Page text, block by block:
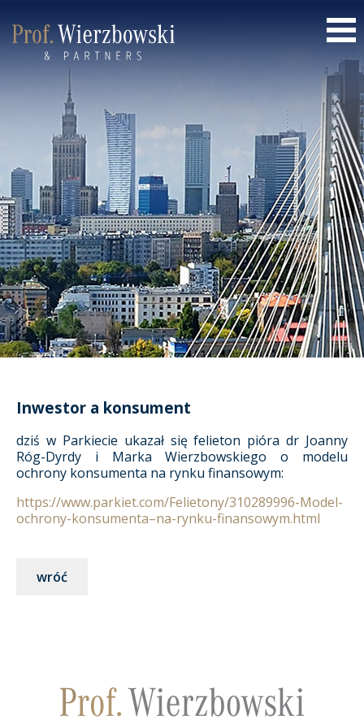
Inwestor a konsument
dziś w Parkiecie ukazał się felieton pióra dr Joanny
Róg-Dyrdy i Marka Wierzbowskiego o modelu
ochrony konsumenta na rynku finansowym:
https://www.parkiet.com/Felietony/310289996-Model-
ochrony-konsumenta–na-rynku-finansowym.html
wróć